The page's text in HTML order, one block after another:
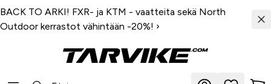
BACK TO ARKI! FXR- ja KTM - vaatteita sekä North
Outdoor kerrastot vähintään -20%! ›